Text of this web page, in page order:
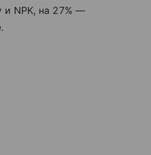
NPK, на 27% —